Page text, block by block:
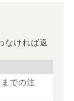
なければ返
での注